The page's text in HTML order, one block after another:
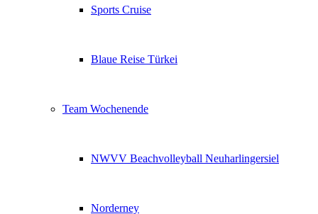
Sports Cruise
Blaue Reise Türkei
Team Wochenende
NWVV Beachvolleyball Neuharlingersiel
Norderney